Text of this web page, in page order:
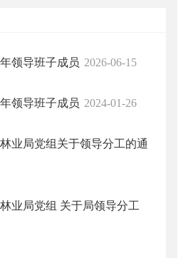
领导班子成员 2026-06-15
领导班子成员 2024-01-26
业局党组关于领导分工的通
业局党组 关于局领导分工